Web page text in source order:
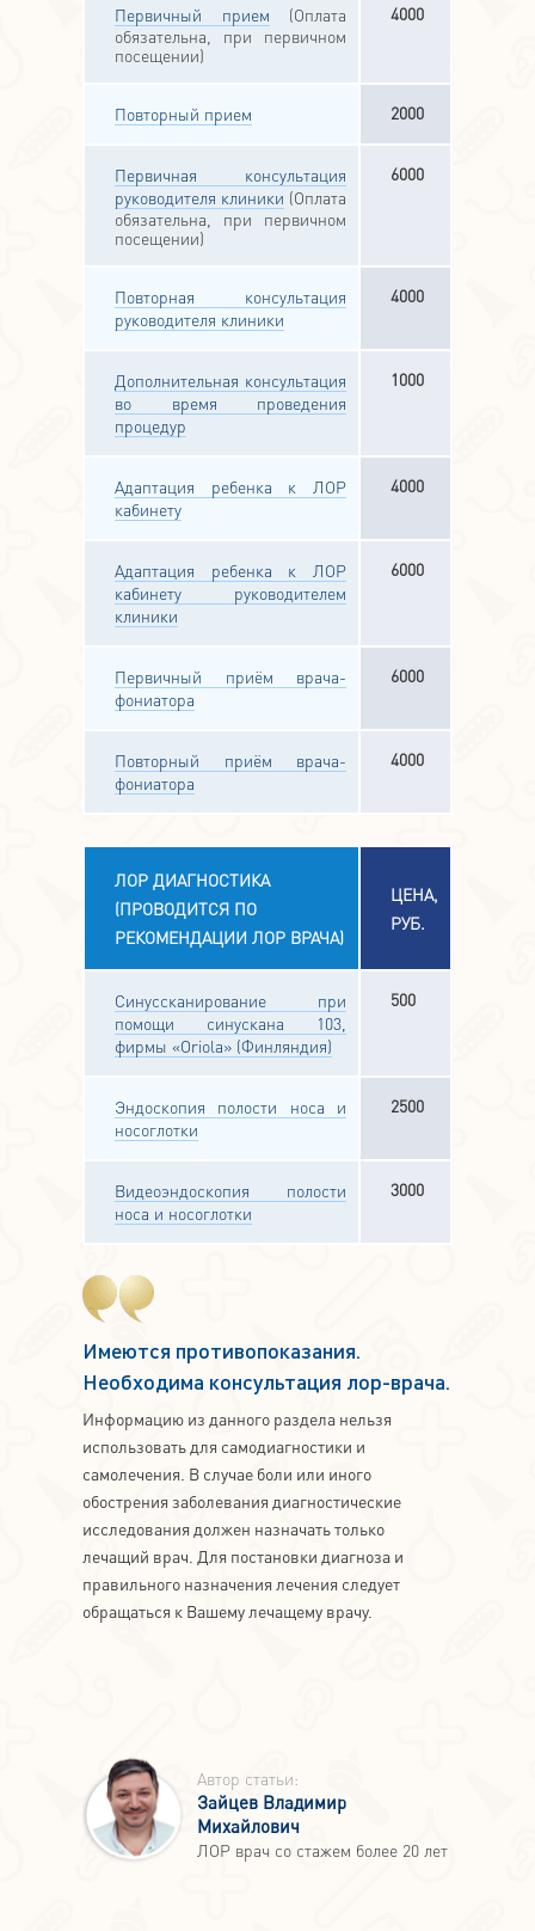
Первичный прием (Оплата
обязательна, при первичном
посещении)
4000
Повторный прием 2000
Первичная консультация
руководителя клиники (Оплата
обязательна, при первичном
посещении)
6000
Повторная консультация
руководителя клиники
4000
Дополнительная консультация
во время проведения
процедур
1000
Адаптация ребенка к ЛОР
кабинету
4000
Адаптация ребенка к ЛОР
кабинету руководителем
клиники
6000
Первичный приём врача-
фониатора
6000
Повторный приём врача-
фониатора
4000
ЛОР ДИАГНОСТИКА
(ПРОВОДИТСЯ ПО
РЕКОМЕНДАЦИИ ЛОР ВРАЧА)
ЦЕНА,
РУБ.
Синуссканирование при
помощи синускана 103,
фирмы «Oriola» (Финляндия)
500
Эндоскопия полости носа и
носоглотки
2500
Видеоэндоскопия полости
носа и носоглотки
3000
Имеются противопоказания.
Необходима консультация лор-врача.
Информацию из данного раздела нельзя
использовать для самодиагностики и
самолечения. В случае боли или иного
обострения заболевания диагностические
исследования должен назначать только
лечащий врач. Для постановки диагноза и
правильного назначения лечения следует
обращаться к Вашему лечащему врачу.
Автор статьи:
Зайцев Владимир
Михайлович
ЛОР врач со стажем более 20 лет